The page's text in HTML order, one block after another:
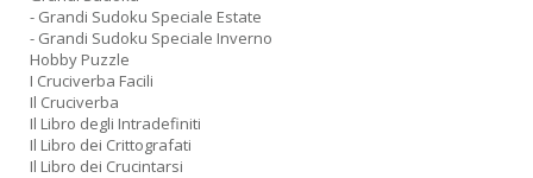
- Grandi Sudoku Speciale Estate
- Grandi Sudoku Speciale Inverno
Hobby Puzzle
I Cruciverba Facili
Il Cruciverba
Il Libro degli Intradefiniti
Il Libro dei Crittografati
Il Libro dei Crucintarsi